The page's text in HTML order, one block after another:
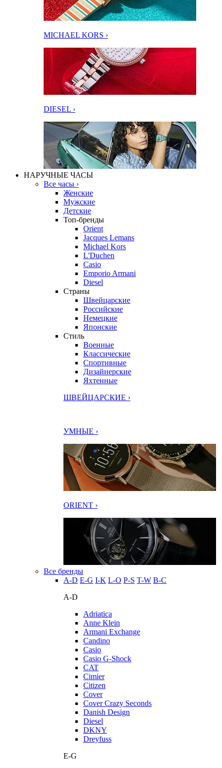
MICHAEL KORS ›
DIESEL ›
НАРУЧНЫЕ ЧАСЫ
Все часы ›
Женские
Мужские
Детские
Топ-бренды
Orient
Jacques Lemans
Michael Kors
L'Duchen
Casio
Emporio Armani
Diesel
Страны
Швейцарские
Российские
Немецкие
Японские
Стиль
Военные
Классические
Спортивные
Дизайнерские
Яхтенные
ШВЕЙЦАРСКИЕ ›
УМНЫЕ ›
ORIENT ›
Все бренды
A-D E-G I-K L-O P-S T-W В-С
A-D
Adriatica
Anne Klein
Armani Exchange
Candino
Casio
Casio G-Shock
CAT
Cimier
Citizen
Cover
Cover Crazy Seconds
Danish Design
Diesel
DKNY
Dreyfuss
E-G